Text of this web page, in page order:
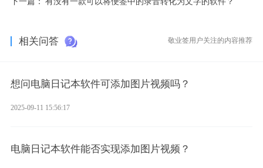
相关问答 敬业签用户关注的内容推荐
想问电脑日记本软件可添加图片视频吗？
2025-09-11 15:56:17
电脑日记本软件能否实现添加图片视频？